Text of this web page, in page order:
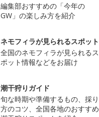
編集部おすすめの「今年の
GW」の楽しみ方を紹介
ネモフィラが見られるスポット
全国のネモフィラが見られるス
ポット情報などをお届け
潮干狩りガイド
旬な時期や準備するもの、採り
方のコツ、全国各地のおすすめ